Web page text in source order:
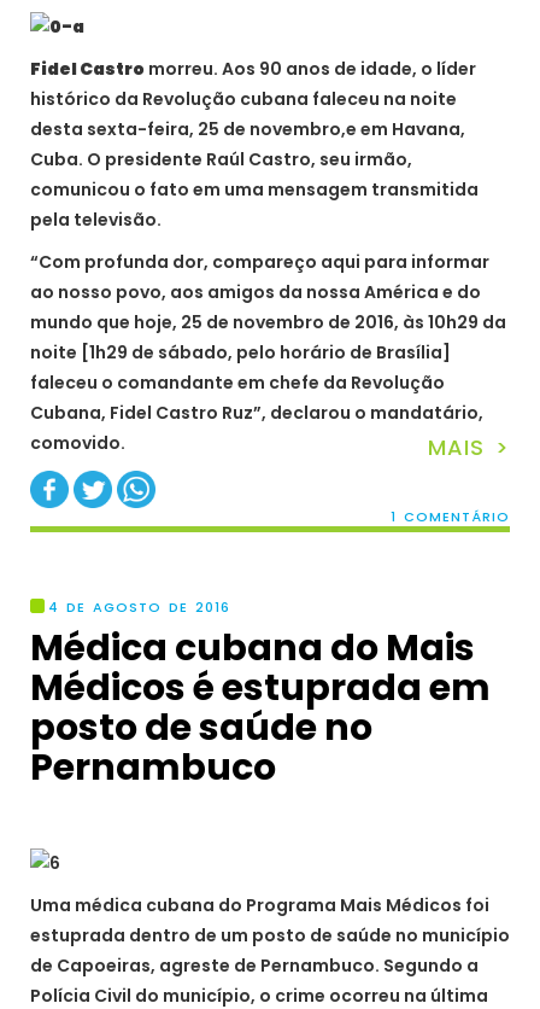
Fidel Castro morreu. Aos 90 anos de idade, o líder
histórico da Revolução cubana faleceu na noite
desta sexta-feira, 25 de novembro,e em Havana,
Cuba. O presidente Raúl Castro, seu irmão,
comunicou o fato em uma mensagem transmitida
pela televisão.
“Com profunda dor, compareço aqui para informar
ao nosso povo, aos amigos da nossa América e do
mundo que hoje, 25 de novembro de 2016, às 10h29 da
noite [1h29 de sábado, pelo horário de Brasília]
faleceu o comandante em chefe da Revolução
Cubana, Fidel Castro Ruz”, declarou o mandatário,
comovido.
MAIS >
1 COMENTÁRIO
4 DE AGOSTO DE 2016
Médica cubana do Mais
Médicos é estuprada em
posto de saúde no
Pernambuco
Uma médica cubana do Programa Mais Médicos foi
estuprada dentro de um posto de saúde no município
de Capoeiras, agreste de Pernambuco. Segundo a
Polícia Civil do município, o crime ocorreu na última